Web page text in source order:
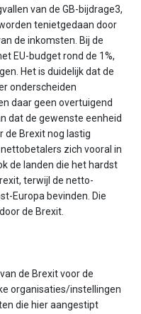
van de GB-bijdrage3,
tenietgedaan door
de inkomsten. Bij de
EU-budget rond de 1%,
Het is duidelijk dat de
onderscheiden
daar geen overtuigend
dat de gewenste eenheid
de Brexit nog lastig
zich vooral in
de landen die het hardst
terwijl de netto-
Europa bevinden. Die
de Brexit.
de Brexit voor de
organisaties/instellingen
die hier aangestipt